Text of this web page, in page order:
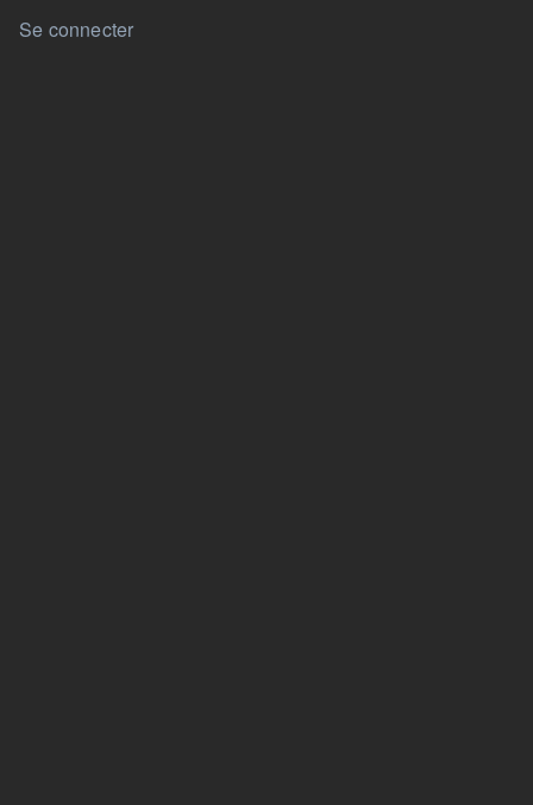
User account menu
Se connecter